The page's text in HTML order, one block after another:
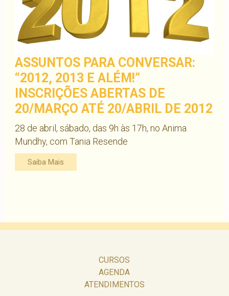
ASSUNTOS PARA CONVERSAR:
“2012, 2013 E ALÉM!”
INSCRIÇÕES ABERTAS DE
20/MARÇO ATÉ 20/ABRIL DE 2012
28 de abril, sábado, das 9h às 17h, no Anima
Mundhy, com Tania Resende
Saiba Mais
CURSOS
AGENDA
ATENDIMENTOS